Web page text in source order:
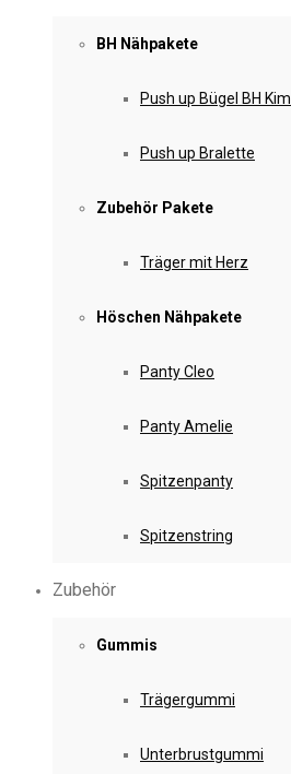
BH Nähpakete
Push up Bügel BH Kim
Push up Bralette
Zubehör Pakete
Träger mit Herz
Höschen Nähpakete
Panty Cleo
Panty Amelie
Spitzenpanty
Spitzenstring
Zubehör
Gummis
Trägergummi
Unterbrustgummi